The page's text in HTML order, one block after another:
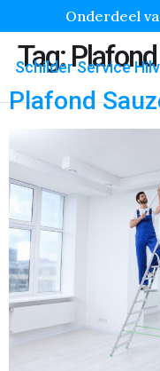
Onderdeel
Schilder Service
Tag:
Plafond